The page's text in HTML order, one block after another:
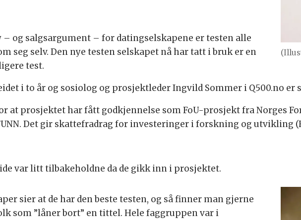
og salgsargument – for datingselskapene er testen alle
seg selv. Den nye testen selskapet nå har tatt i bruk er en
test.
i to år og sosiolog og prosjektleder Ingvild Sommer i Q500.no
at prosjektet har fått godkjennelse som FoU-prosjekt fra Norges
Det gir skattefradrag for investeringer i forskning og utvikling
var litt tilbakeholdne da de gikk inn i prosjektet.
sier at de har den beste testen, og så finner man gjerne
som ”låner bort” en tittel. Hele faggruppen var i